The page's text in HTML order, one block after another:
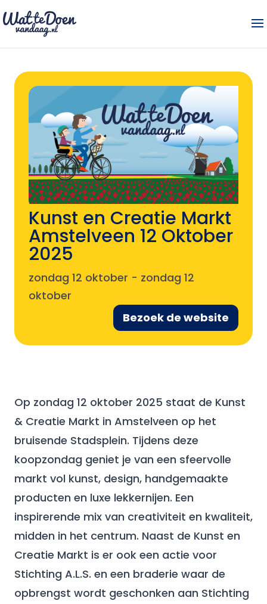
Kunst en Creatie Markt
Amstelveen 12 Oktober
2025
zondag 12 oktober - zondag 12
oktober
Bezoek de website
Op zondag 12 oktober 2025 staat de Kunst
& Creatie Markt in Amstelveen op het
bruisende Stadsplein. Tijdens deze
koopzondag geniet je van een sfeervolle
markt vol kunst, design, handgemaakte
producten en luxe lekkernijen. Een
inspirerende mix van creativiteit en kwaliteit,
midden in het centrum. Naast de Kunst en
Creatie Markt is er ook een actie voor
Stichting A.L.S. en een braderie waar de
opbrengst wordt geschonken aan Stichting